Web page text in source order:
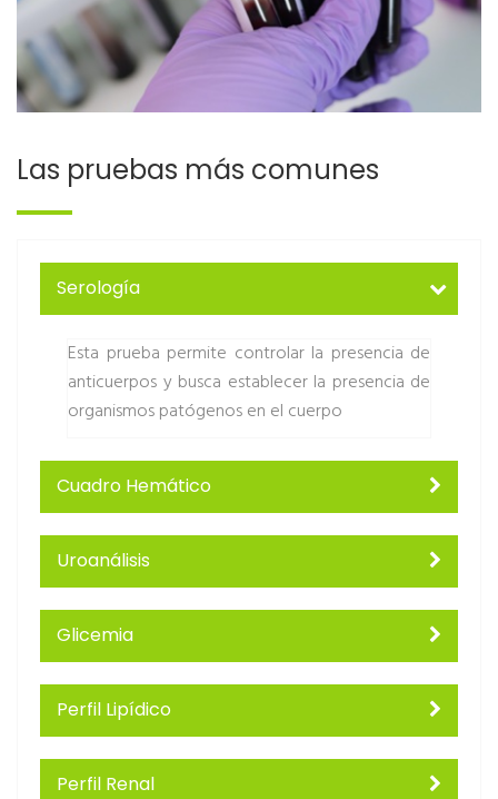
Las pruebas más comunes
Serología
Esta prueba permite controlar la presencia de
anticuerpos y busca establecer la presencia de
organismos patógenos en el cuerpo
Cuadro Hemático
Uroanálisis
Glicemia
Perfil Lipídico
Perfil Renal